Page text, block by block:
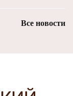
Все новости